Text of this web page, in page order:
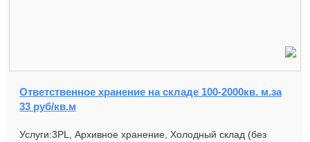
Ответственное хранение на складе 100-2000кв. м.за
33 руб/кв.м
Услуги:3PL, Архивное хранение, Холодный склад (без